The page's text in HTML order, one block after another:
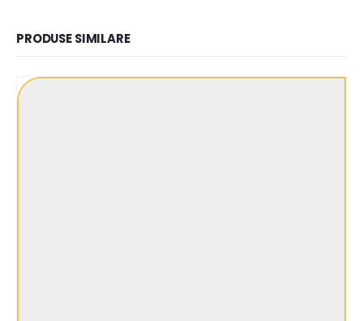
PRODUSE SIMILARE